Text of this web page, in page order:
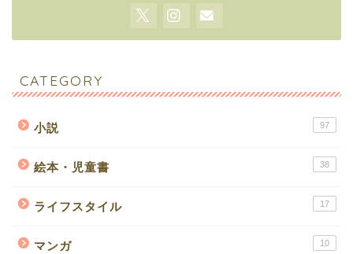
CATEGORY
小説 97
絵本・児童書 38
ライフスタイル 17
マンガ 10